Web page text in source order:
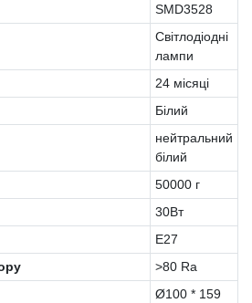
SMD3528
Світлодіодні
лампи
24 місяці
Білий
нейтральний
білий
50000 г
30Вт
E27
>80 Ra
Ø100 * 159